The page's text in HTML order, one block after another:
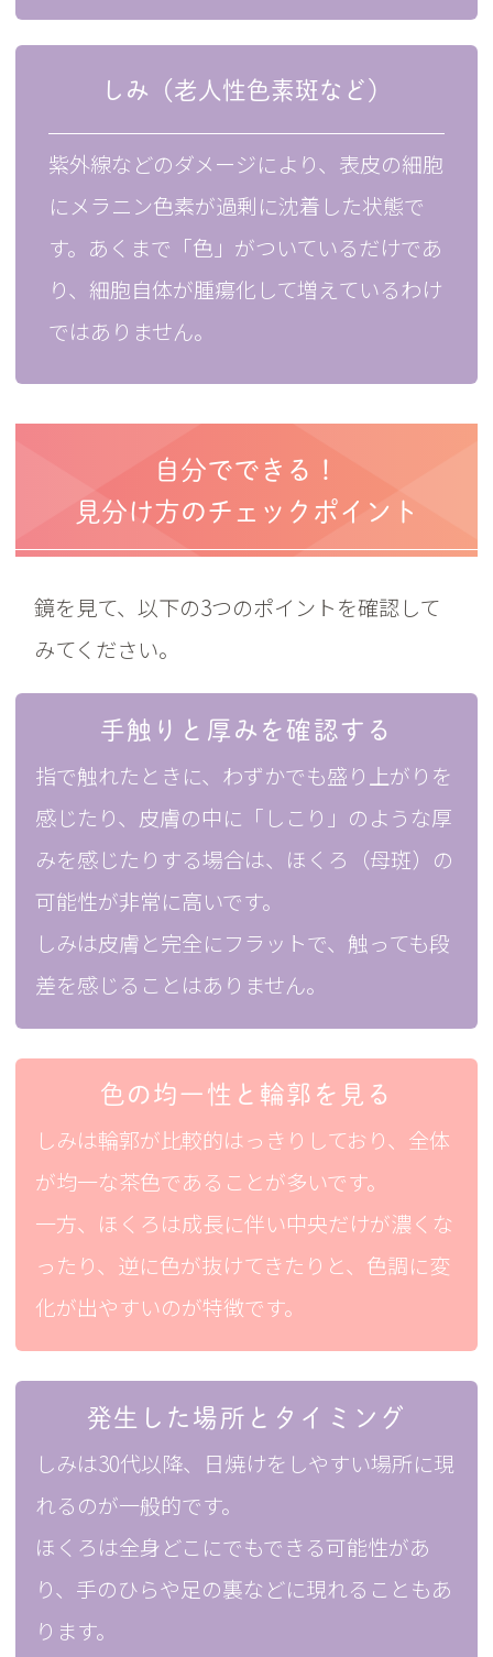
しみ（老人性色素斑など）
紫外線などのダメージにより、表皮の細胞
にメラニン色素が過剰に沈着した状態で
す。あくまで「色」がついているだけであ
り、細胞自体が腫瘍化して増えているわけ
ではありません。
自分でできる！
見分け方のチェックポイント
鏡を見て、以下の3つのポイントを確認して
みてください。
手触りと厚みを確認する
指で触れたときに、わずかでも盛り上がりを
感じたり、皮膚の中に「しこり」のような厚
みを感じたりする場合は、ほくろ（母斑）の
可能性が非常に高いです。
しみは皮膚と完全にフラットで、触っても段
差を感じることはありません。
色の均一性と輪郭を見る
しみは輪郭が比較的はっきりしており、全体
が均一な茶色であることが多いです。
一方、ほくろは成長に伴い中央だけが濃くな
ったり、逆に色が抜けてきたりと、色調に変
化が出やすいのが特徴です。
発生した場所とタイミング
しみは30代以降、日焼けをしやすい場所に現
れるのが一般的です。
ほくろは全身どこにでもできる可能性があ
り、手のひらや足の裏などに現れることもあ
ります。